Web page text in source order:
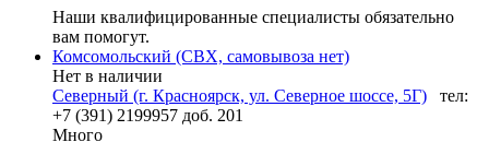
Наши квалифицированные специалисты обязательно
вам помогут.
Комсомольский (СВХ, самовывоза нет)
Нет в наличии
Северный (г. Красноярск, ул. Северное шоссе, 5Г)
тел:
+7 (391) 2199957 доб. 201
Много